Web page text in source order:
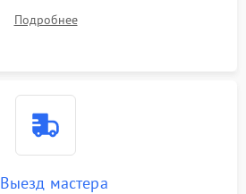
Подробнее
мастера